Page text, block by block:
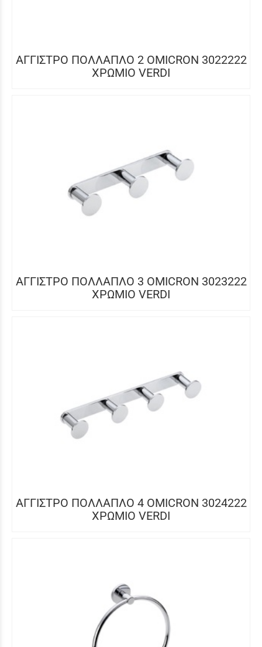
ΑΓΓΙΣΤΡΟ ΠΟΛΛΑΠΛΟ 2 OMICRON 3022222
ΧΡΩΜΙΟ VERDI
ΑΓΓΙΣΤΡΟ ΠΟΛΛΑΠΛΟ 3 OMICRON 3023222
ΧΡΩΜΙΟ VERDI
ΑΓΓΙΣΤΡΟ ΠΟΛΛΑΠΛΟ 4 OMICRON 3024222
ΧΡΩΜΙΟ VERDI